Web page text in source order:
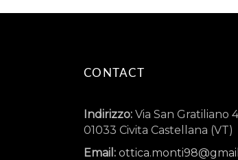
CONTACT
Indirizzo: Via San Gratiliano
01033 Civita Castellana (VT)
Email: